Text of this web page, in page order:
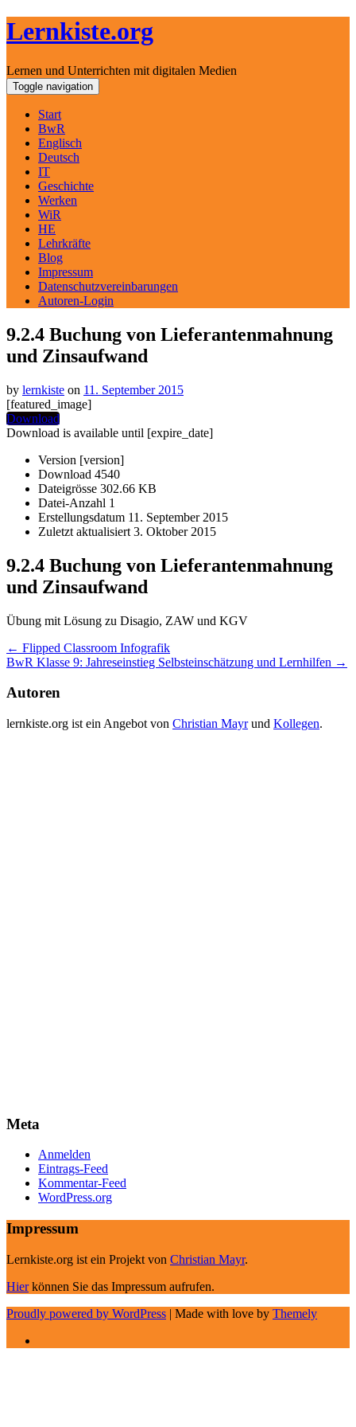
Lernkiste.org
Lernen und Unterrichten mit digitalen Medien
Skip
to
content
Toggle navigation
Start
BwR
Englisch
Deutsch
IT
Geschichte
Werken
WiR
HE
Lehrkräfte
Blog
Impressum
Datenschutzvereinbarungen
Autoren-Login
9.2.4 Buchung von Lieferantenmahnung
und Zinsaufwand
by lernkiste on 11. September 2015
[featured_image]
Download
Download is available until [expire_date]
Version [version]
Download 4540
Dateigrösse 302.66 KB
Datei-Anzahl 1
Erstellungsdatum 11. September 2015
Zuletzt aktualisiert 3. Oktober 2015
9.2.4 Buchung von Lieferantenmahnung
und Zinsaufwand
Übung mit Lösung zu Disagio, ZAW und KGV
Post
navigation
← Flipped Classroom Infografik
BwR Klasse 9: Jahreseinstieg Selbsteinschätzung und Lernhilfen →
Autoren
lernkiste.org ist ein Angebot von Christian Mayrund Kollegen.
Meta
Anmelden
Eintrags-Feed
Kommentar-Feed
WordPress.org
Impressum
Lernkiste.org ist ein Projekt von Christian Mayr.
Hierkönnen Sie das Impressum aufrufen.
Proudly powered by WordPress | Made with love by Themely